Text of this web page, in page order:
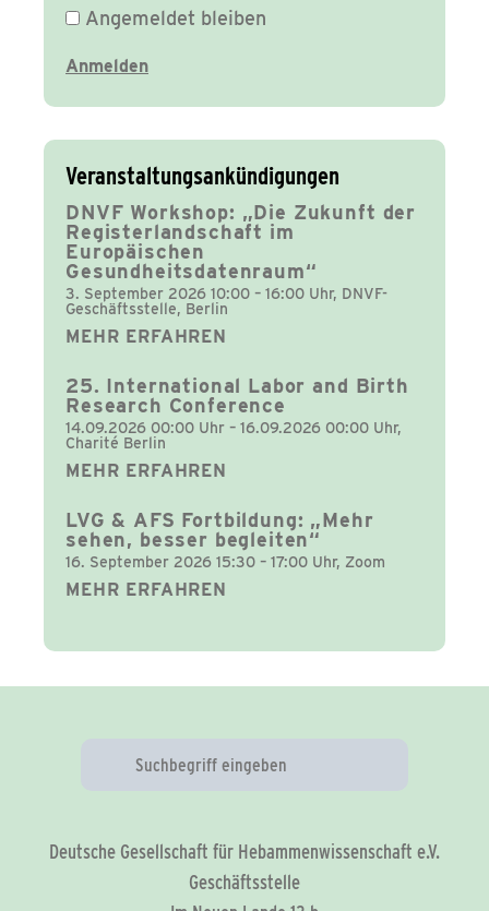
Angemeldet bleiben
Veranstaltungsankündigungen
DNVF Workshop: „Die Zukunft der
Registerlandschaft im
Europäischen
Gesundheitsdatenraum“
3. September 2026 10:00 – 16:00 Uhr, DNVF-
Geschäftsstelle, Berlin
MEHR ERFAHREN
25. International Labor and Birth
Research Conference
14.09.2026 00:00 Uhr – 16.09.2026 00:00 Uhr,
Charité Berlin
MEHR ERFAHREN
LVG & AFS Fortbildung: „Mehr
sehen, besser begleiten“
16. September 2026 15:30 – 17:00 Uhr, Zoom
MEHR ERFAHREN
Deutsche Gesellschaft für Hebammenwissenschaft e.V.
Geschäftsstelle